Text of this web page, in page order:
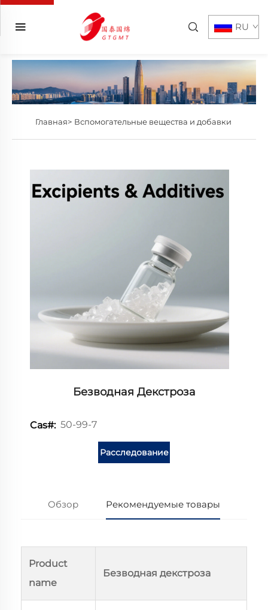
RU
Главная> Вспомогательные вещества и добавки
Безводная Декстроза
Cas#: 50-99-7
Расследование
Обзор Рекомендуемые товары
Product
name
Безводная декстроза